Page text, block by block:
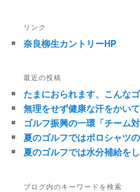
リンク
奈良柳生カントリーHP
最近の投稿
たまにおられます、こんな
無理をせず健康な汗をかい
ゴルフ振興の一環「チーム
夏のゴルフではポロシャツの
夏のゴルフでは水分補給をし
ブログ内のキーワードを検索